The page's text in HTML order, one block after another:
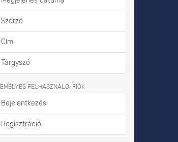
Szerző
Cím
Tárgyszó
FELHASZNÁLÓI FIÓK
Bejelentkezés
Regisztráció